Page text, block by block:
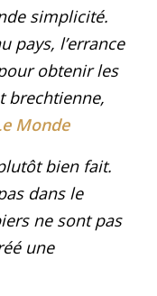
simplicité.
pays, l’errance
obtenir les
brechtienne,
Monde
bien fait.
dans le
ne sont pas
une